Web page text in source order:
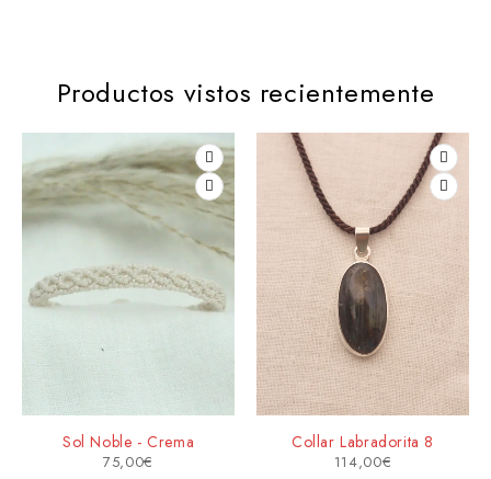
Productos vistos recientemente
Sol Noble - Crema
75,00€
Collar Labradorita 8
114,00€